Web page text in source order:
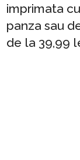
imprimata
panza sau
de la 39,99